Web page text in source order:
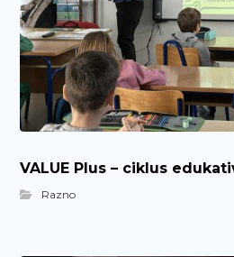
VALUE Plus – ciklus
Razno